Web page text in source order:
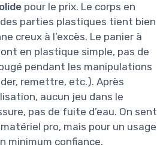
pour le prix. Le corps en
parties plastiques tient bien
creux à l’excès. Le panier à
en plastique simple, pas de
pendant les manipulations
remettre, etc.). Après
aucun jeu dans le
pas de fuite d’eau. On sent
pro, mais pour un usage
minimum confiance.